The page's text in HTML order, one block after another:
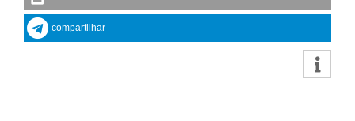
compartilhar